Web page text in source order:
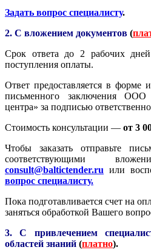
Задать вопрос специалисту.
2. С вложением документов (
Срок ответа до 2 рабочих
поступления оплаты.
Ответ предоставляется в форме
письменного заключения ООО
центра» за подписью
Стоимость консультации — от 3
Чтобы заказать отправьте
соответствующими
consult@baltictender.ru или
вопрос специалисту.
Пока подготавливается счет на
заняться обработкой Вашего
3. С привлечением
областей знаний (платно).